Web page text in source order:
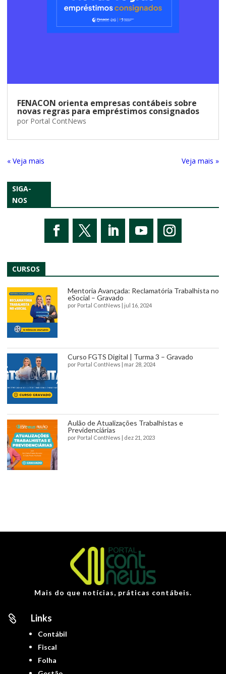
FENACON orienta empresas contábeis sobre
novas regras para empréstimos consignados
por Portal ContNews
« Entradas Antigas Próximas Entradas »
SIGA-
NOS
CURSOS
Mentoria Avançada: Reclamatória Trabalhista no
eSocial – Gravado
por Portal ContNews | jul 16, 2024
Curso FGTS Digital | Turma 3 – Gravado
por Portal ContNews | mar 28, 2024
Aulão de Atualizações Trabalhistas e
Previdenciárias
por Portal ContNews | dez 21, 2023
Mais do que notícias, práticas contábeis.
 Links
Contábil
Fiscal
Folha